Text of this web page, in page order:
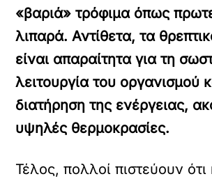
«βαριά» τρόφιμα όπως
λιπαρά. Αντίθετα, τα
είναι απαραίτητα για τη
λειτουργία του οργανισμού
διατήρηση της ενέργειας,
υψηλές θερμοκρασίες.
Τέλος, πολλοί πιστεύουν ότι